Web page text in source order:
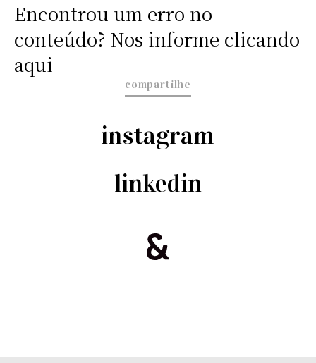
Encontrou um erro no
conteúdo? Nos informe clicando
aqui
compartilhe
instagram
linkedin